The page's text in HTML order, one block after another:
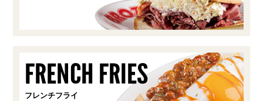
FRENCH FRIES
フレンチフライ